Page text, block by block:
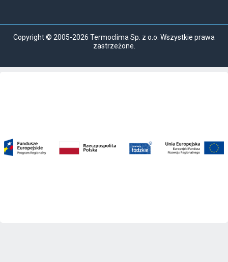
Copyright © 2005-2026 Termoclima Sp. z o.o. Wszystkie prawa
zastrzeżone.